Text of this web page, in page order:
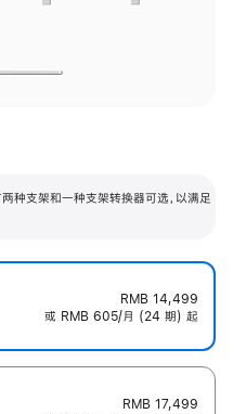
支架和一种支架转换器可选，以满足
RMB 14,499
或 RMB 605/月 (24 期) 起
RMB 17,499